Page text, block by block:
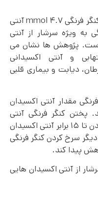
بر طبق آزمایش FRAP هر ۱۰۰ گرم کنگر فرنگی ۴.۷ mmol آنتی
به ویژه سرشار از آنتی
است. پژوهش ها نشان می
و آنتی اکسیدانی
دیابت و بیماری قلبی
مقدار آنتی اکسیدان
پختن کنگر فرنگی آنتی
اکسیدان آن را تا ۸ برابر و بخارپز کردن تا ۱۵ برابر آنتی اکسیدان
سرخ کردن کنگر فرنگی
پیدا کند.
از آنتی‌ اکسیدان هایی